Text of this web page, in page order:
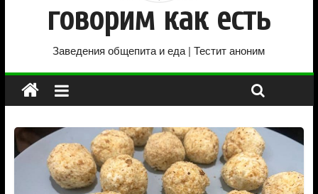
говорим как есть
Заведения общепита и еда | Тестит аноним